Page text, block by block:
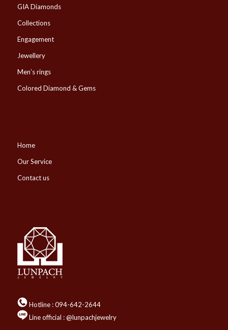
GIA Diamonds
Collections
Engagement
Jewellery
Men’s rings
Colored Diamond & Gems
Home
Our Service
Contact us
Hotline :094-642-2644
Line official : @lunpachjewelry